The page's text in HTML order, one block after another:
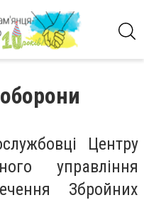
Центру
управління
Збройних